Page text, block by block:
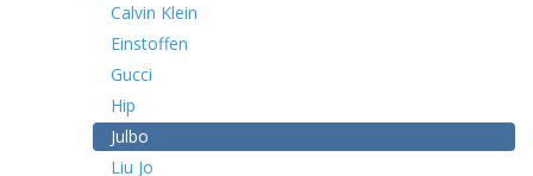
Calvin Klein
Einstoffen
Gucci
Hip
Julbo
Liu Jo